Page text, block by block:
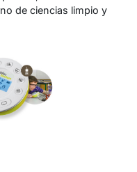
de ciencias limpio y